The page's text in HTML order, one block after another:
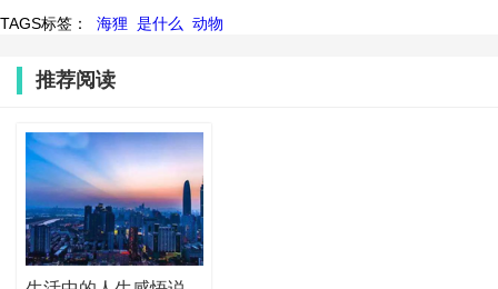
TAGS标签： 海狸 是什么 动物
推荐阅读